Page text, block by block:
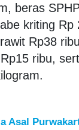
beras
kriting Rp
Rp38
ribu,
Asal